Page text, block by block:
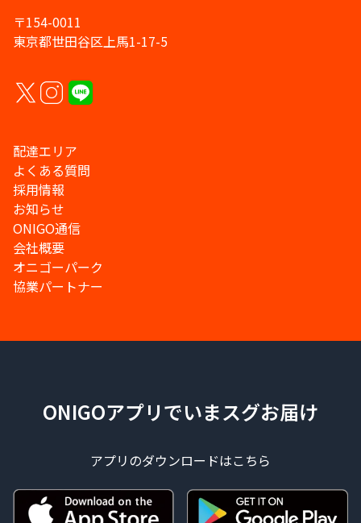
〒154-0011
東京都世田谷区上馬1-17-5
配達エリア
よくある質問
採用情報
お知らせ
ONIGO通信
会社概要
オニゴーパーク
協業パートナー
ONIGOアプリでいまスグお届け
アプリのダウンロードはこちら